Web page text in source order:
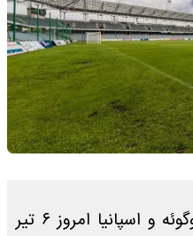
پخش زنده بازی فوتبال اروگوئه و اسپانیا امروز ۶ تیر